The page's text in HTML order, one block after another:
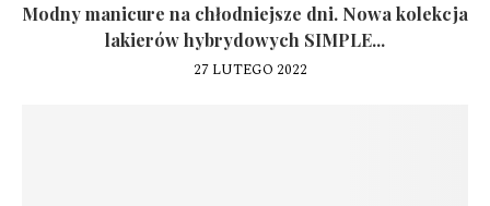
Modny manicure na chłodniejsze dni. Nowa kolekcja
lakierów hybrydowych SIMPLE...
27 LUTEGO 2022